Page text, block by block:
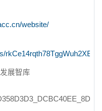
website/
rkCe14rqth78TggWuh2XEA
展智库